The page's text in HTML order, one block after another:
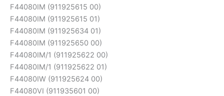
F44080IM (911925615 00)
F44080IM (911925615 01)
F44080IM (911925634 01)
F44080IM (911925650 00)
F44080IM/1 (911925622 00)
F44080IM/1 (911925622 01)
F44080IW (911925624 00)
F44080VI (911935601 00)